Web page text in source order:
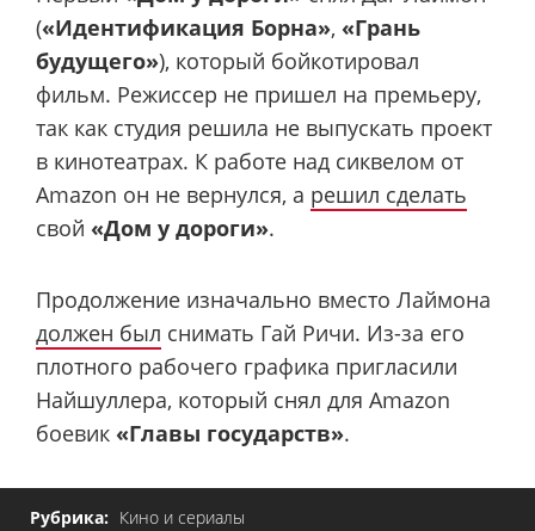
(«Идентификация Борна», «Грань
будущего»), который бойкотировал
фильм. Режиссер не пришел на премьеру,
так как студия решила не выпускать проект
в кинотеатрах. К работе над сиквелом от
Amazon он не вернулся, а решил сделать
свой «Дом у дороги».
Продолжение изначально вместо Лаймона
должен был снимать Гай Ричи. Из-за его
плотного рабочего графика пригласили
Найшуллера, который снял для Amazon
боевик «Главы государств».
Рубрика: Кино и сериалы